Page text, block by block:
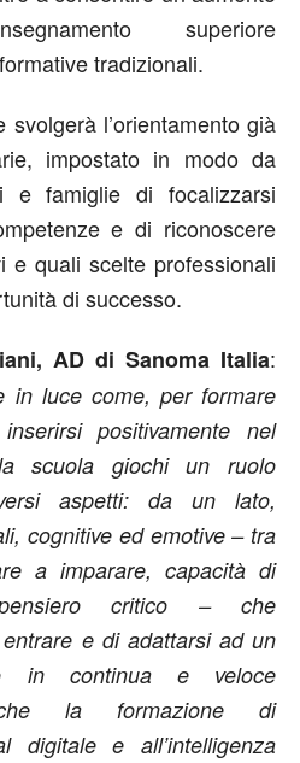
superiore
tradizionali.
l’orientamento già
impostato in modo da
e famiglie di focalizzarsi
e di riconoscere
e quali scelte professionali
di successo.
AD di Sanoma Italia:
in luce come, per formare
positivamente nel
scuola giochi un ruolo
aspetti: da un lato,
cognitive ed emotive – tra
a imparare, capacità di
critico – che
e di adattarsi ad un
in continua e veloce
la formazione di
digitale e all’intelligenza